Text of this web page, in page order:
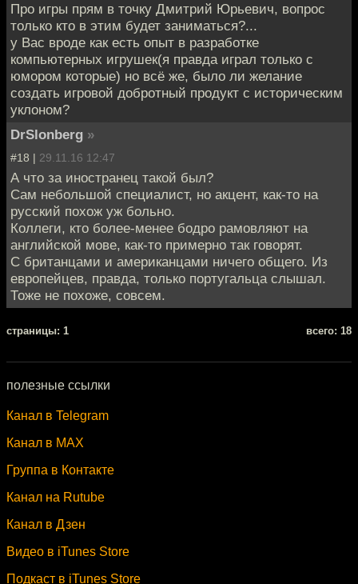
Про игры прям в точку Дмитрий Юрьевич, вопрос
только кто в этим будет заниматься?...
у Вас вроде как есть опыт в разработке
компьютерных игрушек(я правда играл только с
юмором которые) но всё же, было ли желание
создать игровой добротный продукт с историческим
уклоном?
DrSlonberg »
#18 | 29.11.16 12:47
А что за иностранец такой был?
Сам небольшой специалист, но акцент, как-то на
русский похож уж больно.
Коллеги, кто более-менее бодро рамовляют на
английской мове, как-то примерно так говорят.
С британцами и американцами ничего общего. Из
европейцев, правда, только португальца слышал.
Тоже не похоже, совсем.
cтраницы: 1 всего: 18
полезные ссылки
Канал в Telegram
Канал в MAX
Группа в Контакте
Канал на Rutube
Канал в Дзен
Видео в iTunes Store
Подкаст в iTunes Store